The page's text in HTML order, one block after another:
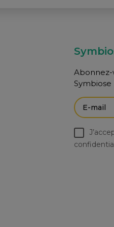
Abonnez-
Symbiose